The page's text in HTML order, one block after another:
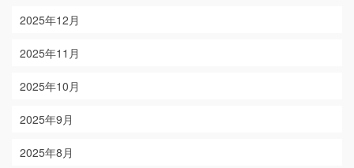
2025年12月
2025年11月
2025年10月
2025年9月
2025年8月